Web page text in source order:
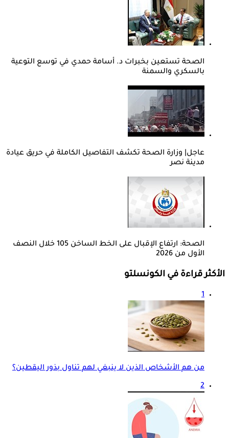
الصحة تستعين بخبرات د. أسامة حمدي في توسع التوعية
بالسكري والسمنة
عاجل| وزارة الصحة تكشف التفاصيل الكاملة في حريق عيادة
مدينة نصر
الصحة: ارتفاع الإقبال على الخط الساخن 105 خلال النصف
الأول من 2026
الأكثر قراءة في الكونسلتو
1
من هم الأشخاص الذين لا ينبغي لهم تناول بذور اليقطين؟
2